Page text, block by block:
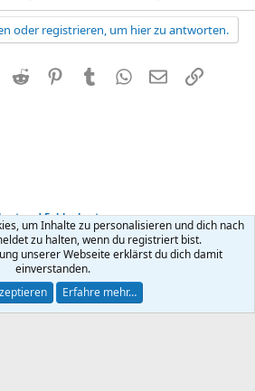
oder registrieren, um hier zu antworten.
Reddit PinterestTumblr WhatsApp
E-MailLink
und Fehlgeburt
Datenschutz Hilfe
R
® © 2010-2026 XenForo Ltd.
um Inhalte zu personalisieren und dich nach
zu halten, wenn du registriert bist.
unserer Webseite erklärst du dich damit
einverstanden.
Erfahre mehr…